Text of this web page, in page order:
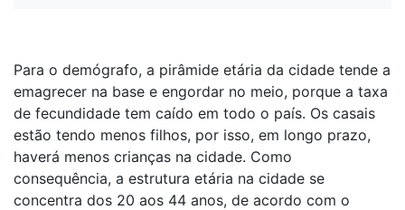
Para o demógrafo, a pirâmide etária da cidade tende a
emagrecer na base e engordar no meio, porque a taxa
de fecundidade tem caído em todo o país. Os casais
estão tendo menos filhos, por isso, em longo prazo,
haverá menos crianças na cidade. Como
consequência, a estrutura etária na cidade se
concentra dos 20 aos 44 anos, de acordo com o